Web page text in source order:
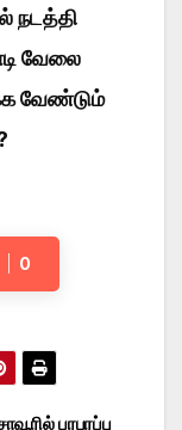
நடத்தி
வேலை
வேண்டும்
0
பரபரப்பு